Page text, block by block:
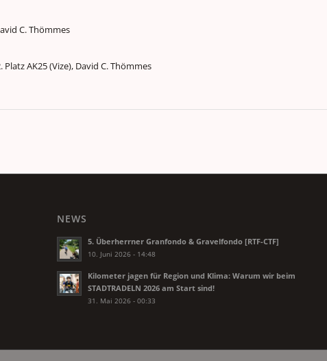
C. Thömmes
AK25 (Vize), David C. Thömmes
NEWS
5. Überherrner Granfondo & Gravelfondo [RTF-CTF]
10. Juni 2026 - 14:48
Kilometer jagen für Region und Klima: Warum wir beim
STADTRADELN 2026 am Start sind!
31. Mai 2026 - 00:33